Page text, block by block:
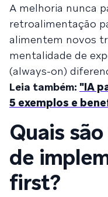
A melhoria nunca
retroalimentação
alimentem novos
mentalidade de
(always-on)
Leia também: "IA
5 exemplos e
Quais
de
first?